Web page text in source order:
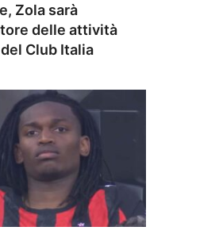
Zola sarà
delle attività
Club Italia